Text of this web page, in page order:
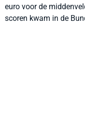
euro voor de
scoren kwam in de